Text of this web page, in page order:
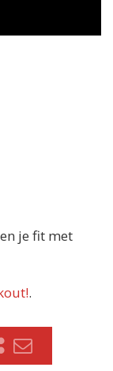
je fit met
.